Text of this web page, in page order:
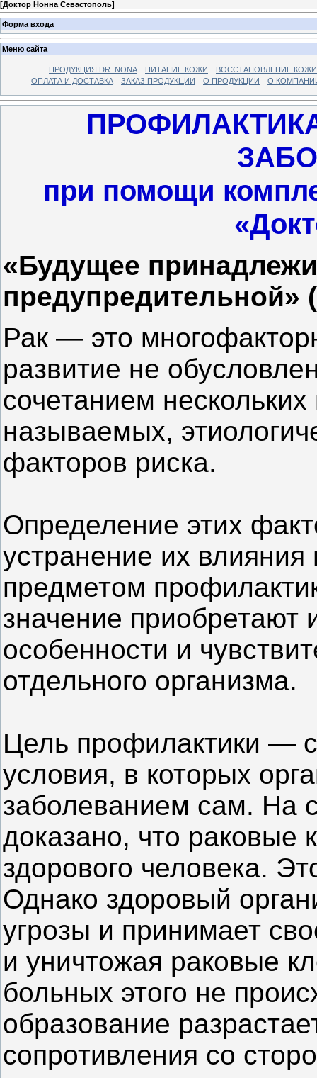
[Доктор Нонна Севастополь]
Форма входа
Меню сайта
ПРОДУКЦИЯ DR. NONA ПИТАНИЕ КОЖИ
ВОССТАНОВЛЕНИЕ КОЖИ
ОПЛАТА И ДОСТАВКА
ЗАКАЗ ПРОДУКЦИИ О ПРОДУКЦИИ О
при помощи
«Будущее
предупредительной» (
Рак — это
развитие не
сочетанием
называемых,
факторов риска.
Определение этих
устранение их влияния
предметом
значение приобретают
особенности и
отдельного организма.
Цель профилактики —
условия, в которых
заболеванием сам. На
доказано, что раковые
здорового человека.
Однако здоровый
угрозы и принимает
и уничтожая раковые
больных этого не
образование
сопротивления со